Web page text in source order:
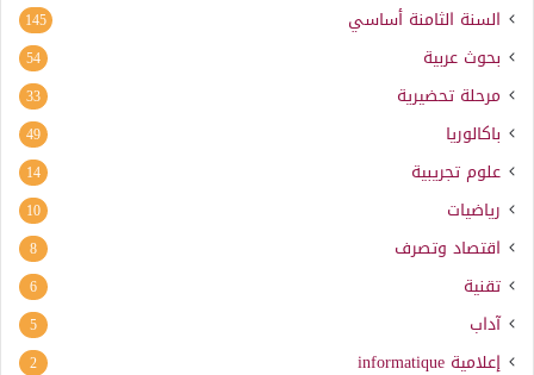
السنة الثامنة أساسي 145
بحوث عربية 54
مرحلة تحضيرية 33
باكالوريا 49
علوم تجريبية 14
رياضيات 10
اقتصاد وتصرف 8
تقنية 6
آداب 5
إعلامية informatique
2